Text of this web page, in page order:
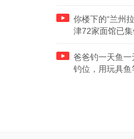
你楼下的“兰州
津72家面馆已
爸爸钓一天鱼
钓位，用玩具鱼